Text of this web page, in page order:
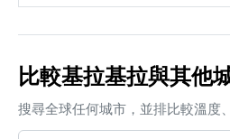
比較基拉基拉與其他
搜尋全球任何城市，並排比較溫度